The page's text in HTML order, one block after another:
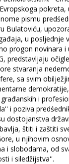
pokreta,
pismu
Bulatoviću,
u posljednje
progon novinara i
predstavljaju
stvaranja
sa svim
i
i poziva
dostojanstva
štiti i zaštiti
u njihovim
i slobodama, od
i siledžijstva''.